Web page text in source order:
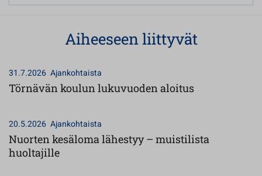
Aiheeseen liittyvät
31.7.2026 Ajankohtaista
Törnävän koulun lukuvuoden aloitus
20.5.2026 Ajankohtaista
Nuorten kesäloma lähestyy – muistilista
huoltajille